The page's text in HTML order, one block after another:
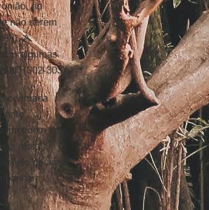
ao
não serem
A
em algumas
(302-303).
chamada
de
mais
de amor